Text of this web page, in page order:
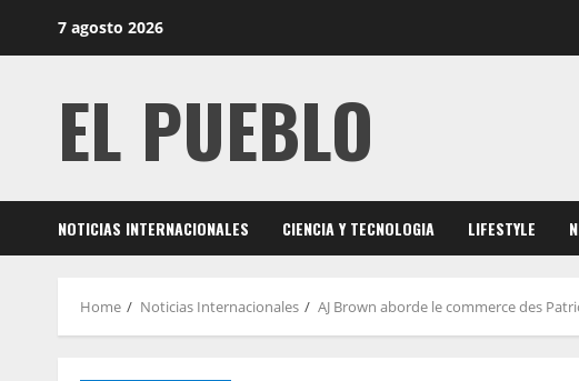
7 agosto 2026
EL PUEBLO
NOTICIAS INTERNACIONALES CIENCIA Y TECNOLOGIA LIFESTYLE
Home Noticias Internacionales AJ Brown aborde le commerce des